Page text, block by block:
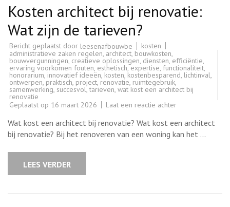
Kosten architect bij renovatie:
Wat zijn de tarieven?
Bericht geplaatst door leesenafbouwbe
kosten
administratieve zaken regelen, architect, bouwkosten,
bouwvergunningen, creatieve oplossingen, diensten, efficiëntie,
ervaring voorkomen fouten, esthetisch,expertise, functionaliteit,
honorarium, innovatief ideeën, kosten, kostenbesparend, lichtinval,
ontwerpen, praktisch, project, renovatie, ruimtegebruik,
samenwerking, succesvol,tarieven, wat kost een architect bij
renovatie
Geplaatst op 16 maart 2026 Laat een reactie achterop
architect
bij
renovatie:
Wat
Wat kost een architect bij renovatie? Wat kost een architect
bij renovatie? Bij het renoveren van een woning kan het …
LEES VERDER